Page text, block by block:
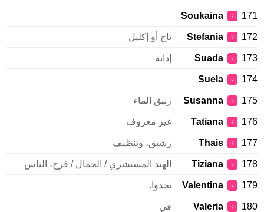
171
♀
Soukaina
172
♀
Stefania تاج أو إكليل
173
♀
Suada إدانة
174
♀
Suela
175
♀
Susanna زنبق الماء
176
♀
Tatiana غير معروف
177
♀
Thais رشيق، وتنظيف
178
♀
Tiziana الهيد المستشري / الجمال / فرح، الناس
179
♀
Valentina تحدوا.
180
♀
Valeria في